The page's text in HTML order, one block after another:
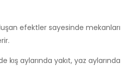
efektler sayesinde mekanları
kış aylarında yakıt, yaz aylarında